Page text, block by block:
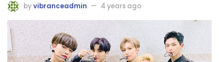
byvibranceadmin 4 years ago